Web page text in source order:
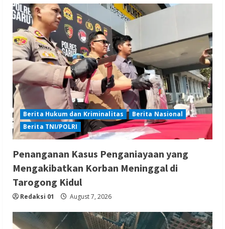
Berita Hukum dan Kriminalitas
Berita Nasional
Berita TNI/POLRI
Penanganan Kasus Penganiayaan yang
Mengakibatkan Korban Meninggal di
Tarogong Kidul
Redaksi 01 August 7, 2026